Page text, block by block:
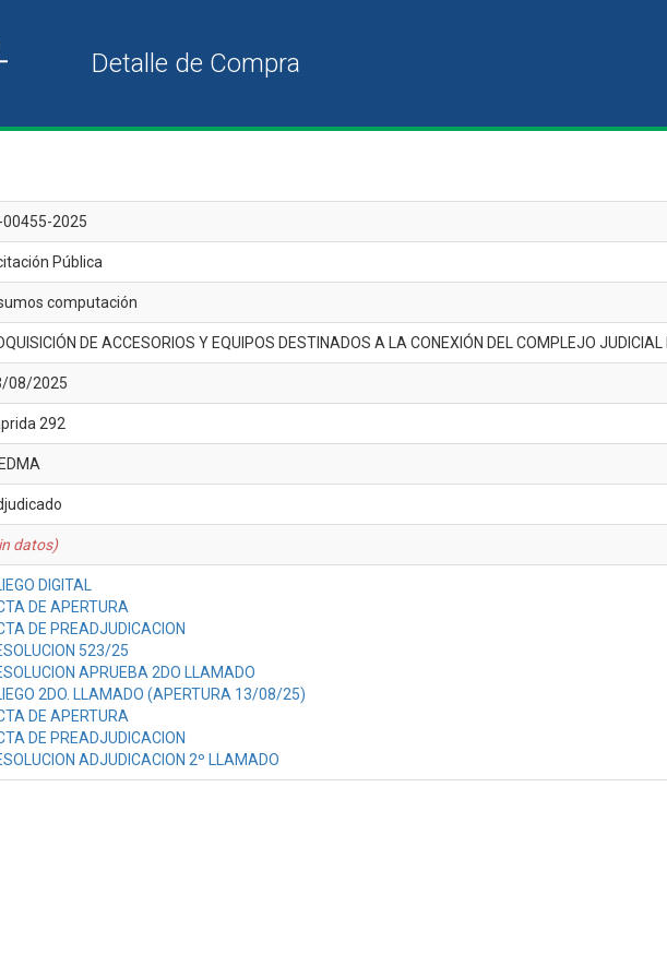
00455-2025
Pública
computación
DE ACCESORIOS Y EQUIPOS DESTINADOS A LA CONEXIÓN DEL COMPLEJO JUDICIAL
08/2025
292
datos)
DIGITAL
DE APERTURA
DE PREADJUDICACION
523/25
APRUEBA 2DO LLAMADO
2DO. LLAMADO (APERTURA 13/08/25)
DE APERTURA
DE PREADJUDICACION
ADJUDICACION 2º LLAMADO